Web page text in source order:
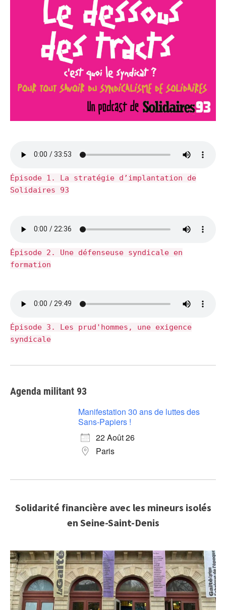
Épisode 1. La stratégie d’implantation de
Solidaires 93
Épisode 2. Une défenseuse syndicale en
formation
Épisode 3. Les prud'hommes, une exigence
syndicale
Agenda militant 93
Manifestation 30 ans de luttes des
Sans-Papiers !
22 Août 26
Paris
Solidarité financière avec les mineurs isolés
en Seine-Saint-Denis